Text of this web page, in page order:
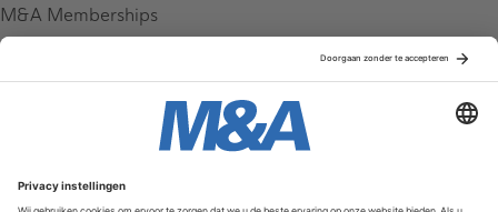
M&A Memberships
Service & Contact